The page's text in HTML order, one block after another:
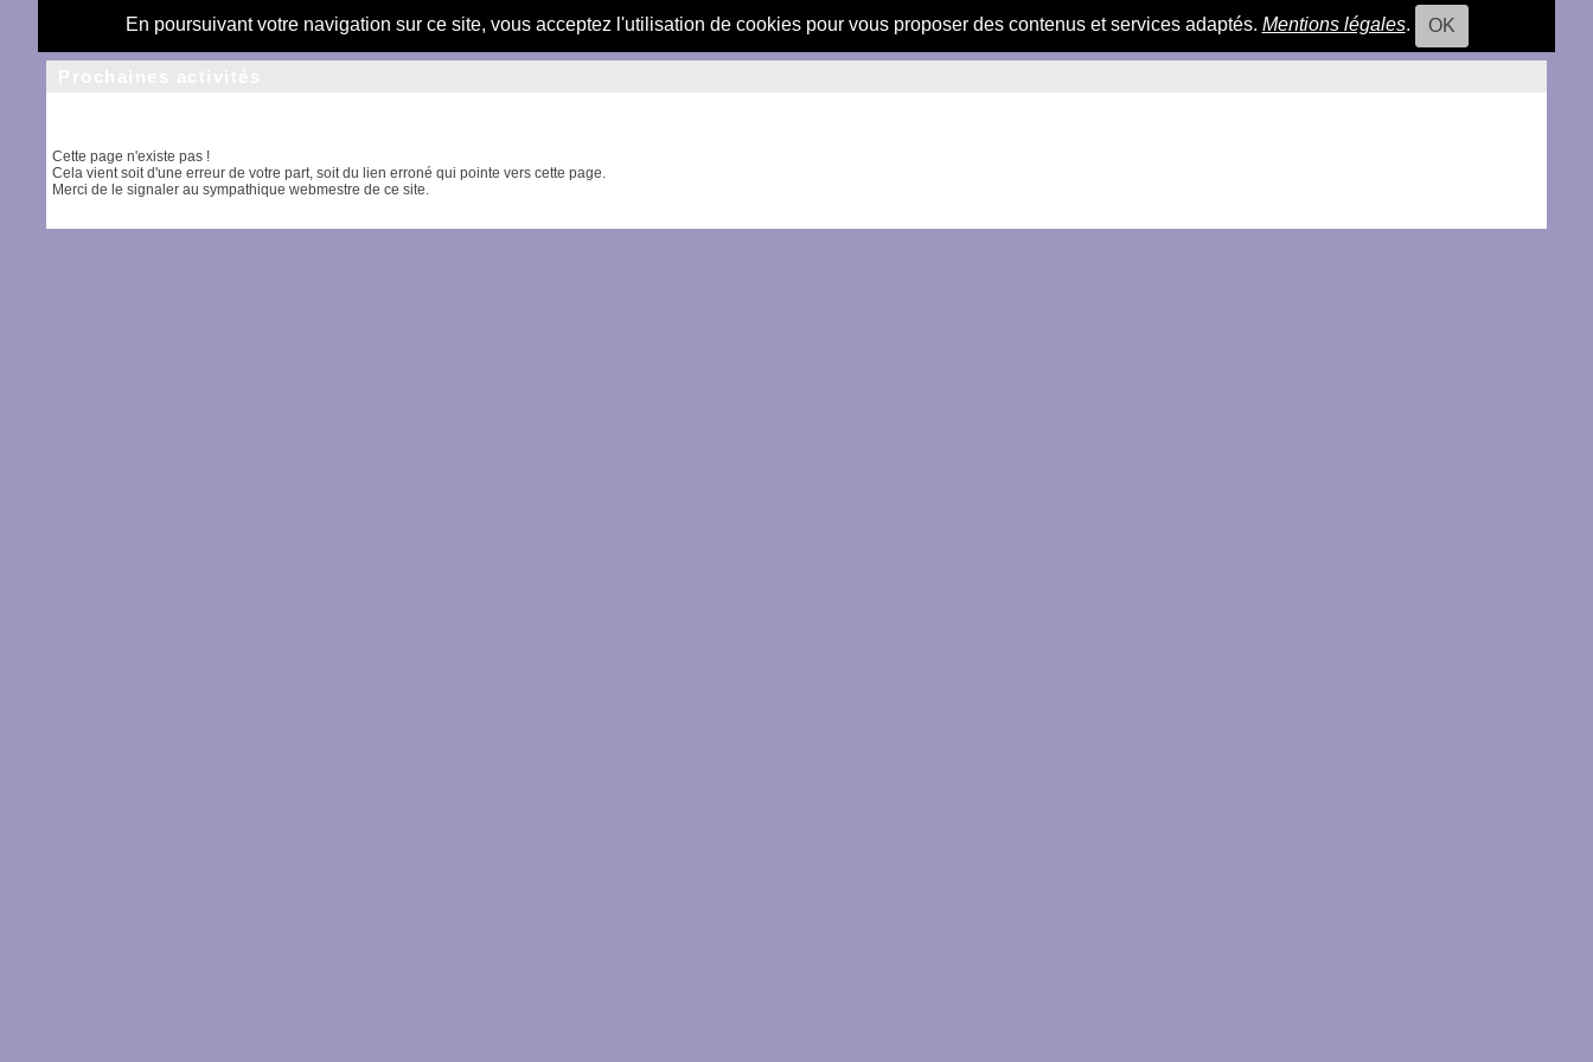
En poursuivant votre navigation sur ce site, vous acceptez l'utilisation de cookies pour vous proposer des contenus et services adaptés. Mentions légales. OK
Cette page n'existe pas !
Cela vient soit d'une erreur de votre part, soit du lien erroné qui pointe vers cette page.
Merci de le signaler au sympathique webmestre de ce site.